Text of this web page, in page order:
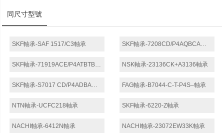
同尺寸型號
SKF軸承-SAF 1517/C3軸承
NSK軸承-23136CK+A3136軸承
FAG軸承-B7044-C-T-P4S–軸承
NTN軸承-UCFC218軸承 SKF軸承-6220-Z軸承
NACHI軸承-6412N軸承 NACHI軸承-23072EW33K軸承